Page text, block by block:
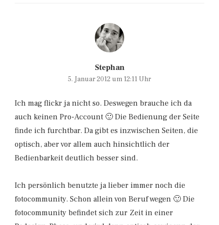
Stephan
5. Januar 2012 um 12:11 Uhr
Ich mag flickr ja nicht so. Deswegen brauche ich da
auch keinen Pro-Account 🙂 Die Bedienung der Seite
finde ich furchtbar. Da gibt es inzwischen Seiten, die
optisch, aber vor allem auch hinsichtlich der
Bedienbarkeit deutlich besser sind.
Ich persönlich benutzte ja lieber immer noch die
fotocommunity. Schon allein von Beruf wegen 🙂 Die
fotocommunity befindet sich zur Zeit in einer